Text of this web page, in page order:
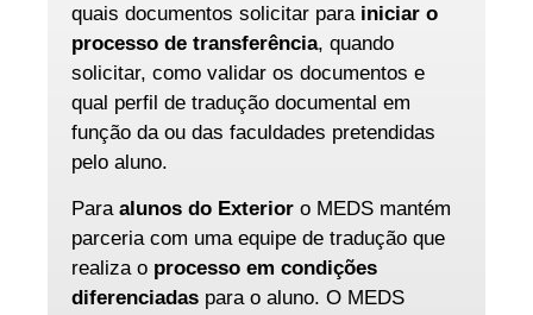
quais documentos solicitar parainiciar o
processo de transferência, quando
solicitar, como validar os documentos e
qual perfil de tradução documental em
função da ou das faculdades pretendidas
pelo aluno.
Para alunos do Exterior o MEDS mantém
parceria com uma equipe de tradução que
realiza o processo em condições
diferenciadas para o aluno. O MEDS